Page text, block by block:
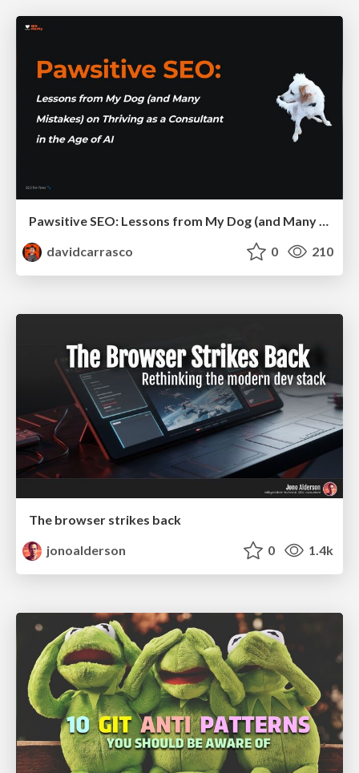
Pawsitive SEO: Lessons from My Dog (and Many Mistakes) on Thriving as a Consultant in the Age of AI
davidcarrasco
0 210
The browser strikes back
jonoalderson
0 1.4k